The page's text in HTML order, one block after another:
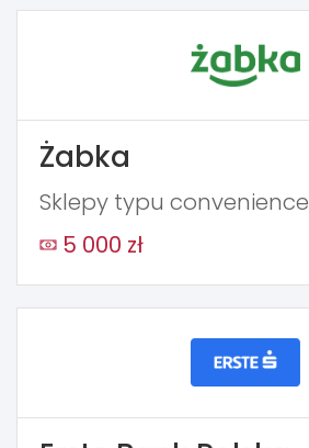
Żabka
Sklepy typu convenience
5 000 zł